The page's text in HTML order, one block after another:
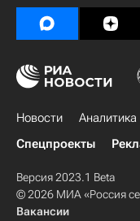
Новости Аналитика
Спецпроекты
Версия 2023.1 Beta
© 2026 МИА «Россия
Вакансии